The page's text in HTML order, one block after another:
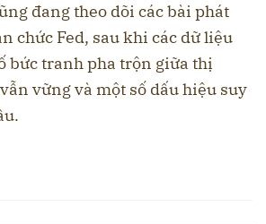
đang theo dõi các bài phát
chức Fed, sau khi các dữ liệu
bức tranh pha trộn giữa thị
vững và một số dấu hiệu suy